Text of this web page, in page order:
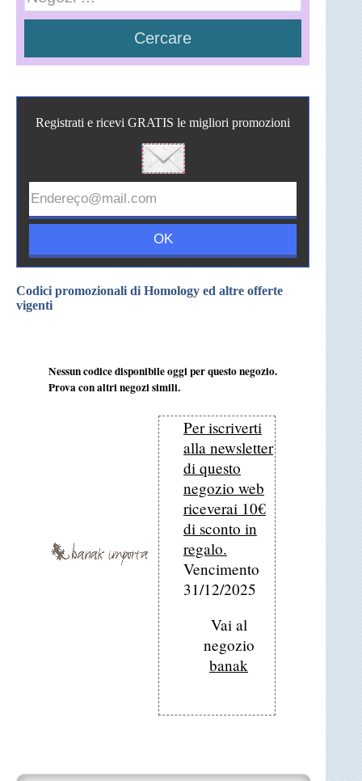
Registrati e ricevi GRATIS le migliori promozioni
Codici promozionali di Homology ed altre offerte
vigenti
Nessun codice disponibile oggi per questo negozio.
Prova con altri negozi simili.
Per iscriverti
alla newsletter
di questo
negozio web
riceverai 10€
di sconto in
regalo.
Vencimento
31/12/2025
Vai al
negozio
banak